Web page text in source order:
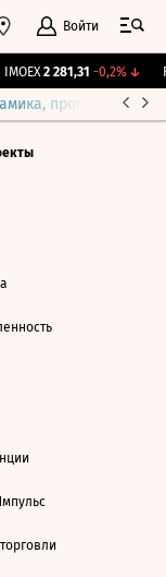
Войти
IMOEX 2 281,31 -0,2%↓
прогнозы